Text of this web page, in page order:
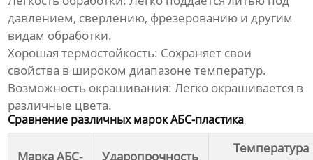
давлением, сверлению, фрезерованию и другим
видам обработки.
Хорошая термостойкость: Сохраняет свои
свойства в широком диапазоне температур.
Возможность окрашивания: Легко окрашивается в
различные цвета.
Сравнение различных марок АБС-пластика
Марка АБС- Ударопрочность
Температура